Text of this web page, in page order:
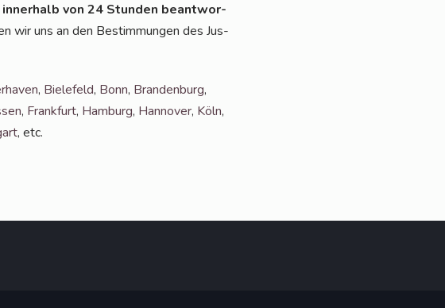
von 24 Stun­den beant­wor­
wir uns an den Bestim­mun­gen des Jus­
, Bie­le­feld, Bonn, Bran­den­burg,
, Frank­furt, Ham­burg, Han­no­ver, Köln,
, etc.